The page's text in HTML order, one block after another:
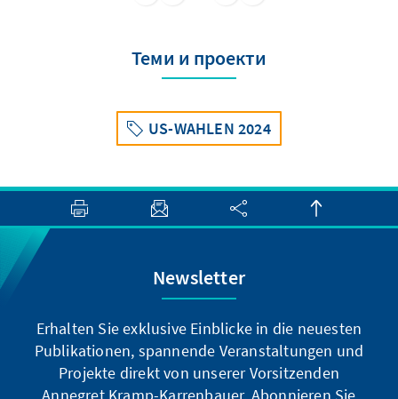
Türkei (rd. 3.576.000) die Hauptlast der
Теми и проекти
US-WAHLEN 2024
Newsletter
Erhalten Sie exklusive Einblicke in die neuesten
Publikationen, spannende Veranstaltungen und
Projekte direkt von unserer Vorsitzenden
Annegret Kramp-Karrenbauer. Abonnieren Sie